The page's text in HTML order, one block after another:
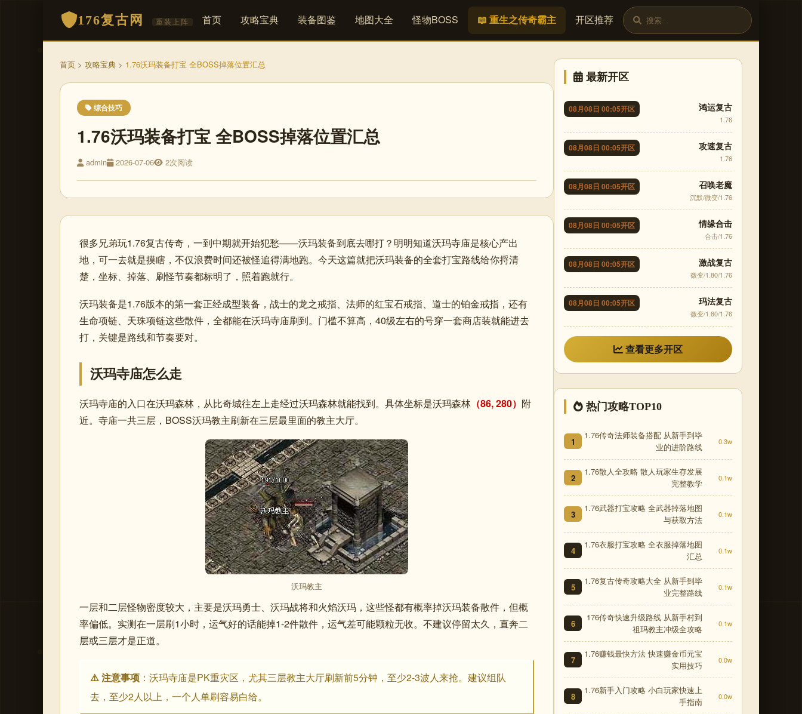
176复古网 重装上阵 首页 攻略宝典 装备图鉴 地图大全 怪物BOSS 📖 重生之传奇霸主 开区推荐
首页 > 攻略宝典 > 1.76沃玛装备打宝 全BOSS掉落位置汇总
综合技巧
1.76沃玛装备打宝 全BOSS掉落位置汇总
admin 2026-07-06 2次阅读
很多兄弟玩1.76复古传奇，一到中期就开始犯愁——沃玛装备到底去哪打？明明知道沃玛寺庙是核心产出
地，可一去就是摸瞎，不仅浪费时间还被怪追得满地跑。今天这篇就把沃玛装备的全套打宝路线给你捋清
楚，坐标、掉落、刷怪节奏都标明了，照着跑就行。
沃玛装备是1.76版本的第一套正经成型装备，战士的龙之戒指、法师的红宝石戒指、道士的铂金戒指，还有
生命项链、天珠项链这些散件，全都能在沃玛寺庙刷到。门槛不算高，40级左右的号穿一套商店装就能进去
打，关键是路线和节奏要对。
沃玛寺庙怎么走
沃玛寺庙的入口在沃玛森林，从比奇城往左上走经过沃玛森林就能找到。具体坐标是沃玛森林 （86, 280） 附
近。寺庙一共三层，BOSS沃玛教主刷新在三层最里面的教主大厅。
沃玛教主
一层和二层怪物密度较大，主要是沃玛勇士、沃玛战将和火焰沃玛，这些怪都有概率掉沃玛装备散件，但概
率偏低。实测在一层刷1小时，运气好的话能掉1-2件散件，运气差可能颗粒无收。不建议停留太久，直奔二
层或三层才是正道。
⚠️ 注意事项 ：沃玛寺庙是PK重灾区，尤其三层教主大厅刷新前5分钟，至少2-3波人来抢。建议组队
去，至少2人以上，一个人单刷容易白给。
最新开区
08月08日 00:05开区 鸿运复古
1.76
08月08日 00:05开区 攻速复古
1.76
08月08日 00:05开区 召唤老魔
沉默/微变/1.76
08月08日 00:05开区 情缘合击
合击/1.76
08月08日 00:05开区 激战复古
微变/1.80/1.76
08月08日 00:05开区 玛法复古
微变/1.80/1.76
查看更多开区
热门攻略TOP10
1
1.76传奇法师装备搭配 从新手到毕
业的进阶路线
0.3w
2
1.76散人全攻略 散人玩家生存发展
完整教学
0.1w
3
1.76武器打宝攻略 全武器掉落地图
与获取方法
0.1w
4
1.76衣服打宝攻略 全衣服掉落地图
汇总
0.1w
5
1.76复古传奇攻略大全 从新手到毕
业完整路线
0.1w
6
176传奇快速升级路线 从新手村到
祖玛教主冲级全攻略
0.1w
7
1.76赚钱最快方法 快速赚金币元宝
实用技巧
0.0w
8
1.76新手入门攻略 小白玩家快速上
手指南
0.0w